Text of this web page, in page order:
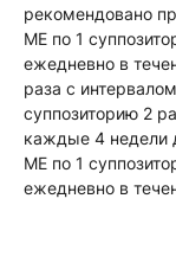
рекомендовано
МЕ по 1
ежедневно в
раза с
суппозиторию 2
каждые 4 недели
МЕ по 1
ежедневно в